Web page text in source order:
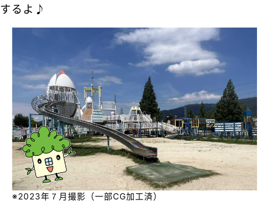
するよ♪
※2023年７月撮影（一部CG加工済）